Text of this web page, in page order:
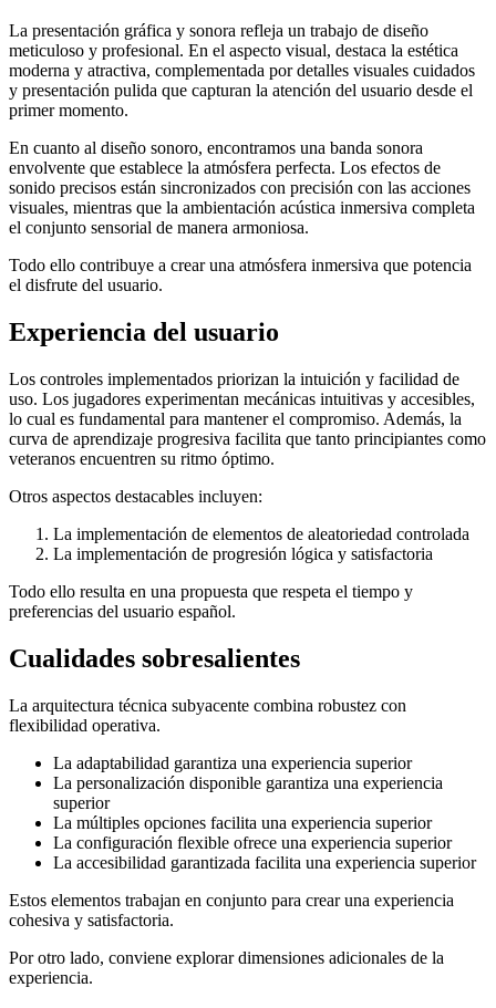
La presentación gráfica y sonora refleja un trabajo de diseño
meticuloso y profesional. En el aspecto visual, destaca la estética
moderna y atractiva, complementada por detalles visuales cuidados
y presentación pulida que capturan la atención del usuario desde el
primer momento.
En cuanto al diseño sonoro, encontramos una banda sonora
envolvente que establece la atmósfera perfecta. Los efectos de
sonido precisos están sincronizados con precisión con las acciones
visuales, mientras que la ambientación acústica inmersiva completa
el conjunto sensorial de manera armoniosa.
Todo ello contribuye a crear una atmósfera inmersiva que potencia
el disfrute del usuario.
Experiencia del usuario
Los controles implementados priorizan la intuición y facilidad de
uso. Los jugadores experimentan mecánicas intuitivas y accesibles,
lo cual es fundamental para mantener el compromiso. Además, la
curva de aprendizaje progresiva facilita que tanto principiantes como
veteranos encuentren su ritmo óptimo.
Otros aspectos destacables incluyen:
La implementación de elementos de aleatoriedad controlada
La implementación de progresión lógica y satisfactoria
Todo ello resulta en una propuesta que respeta el tiempo y
preferencias del usuario español.
Cualidades sobresalientes
La arquitectura técnica subyacente combina robustez con
flexibilidad operativa.
La adaptabilidad garantiza una experiencia superior
La personalización disponible garantiza una experiencia
superior
La múltiples opciones facilita una experiencia superior
La configuración flexible ofrece una experiencia superior
La accesibilidad garantizada facilita una experiencia superior
Estos elementos trabajan en conjunto para crear una experiencia
cohesiva y satisfactoria.
Por otro lado, conviene explorar dimensiones adicionales de la
experiencia.